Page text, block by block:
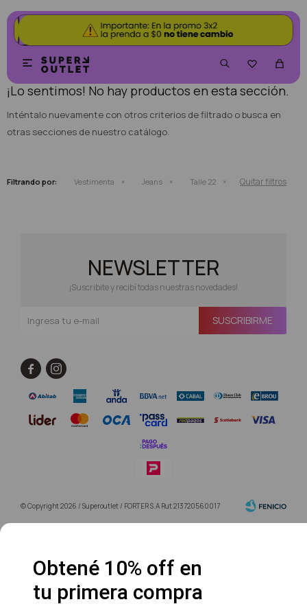

 NO SE HAN RECUPERADO PRODUCTOS
¡Lo sentimos! No hay productos en esta sección.
Inténtalo nuevamente con otros criterios de filtrado o busca en
otras secciones de nuestro catálogo.
Filtrando por: Vestimenta Jeans Talle 22 Quitar filtros
NEWSLETTER
¡Suscribite y recibí todas nuestras novedades!
SUSCRIBIRME
 
© Copyright 2026 / Superoutlet / FORTER S.A Rut 213720560017
Obtené 10% off en
tu primera compra